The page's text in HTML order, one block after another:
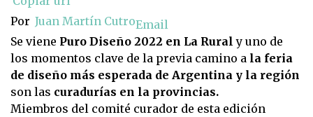
Por Juan Martín CutroEmail
Se viene Puro Diseño 2022 en La Ruraly uno de
los momentos clave de la previa camino a la feria
de diseño más esperada de Argentina y la región
son las curadurías en la provincias.
Miembros del comité curador de esta edición